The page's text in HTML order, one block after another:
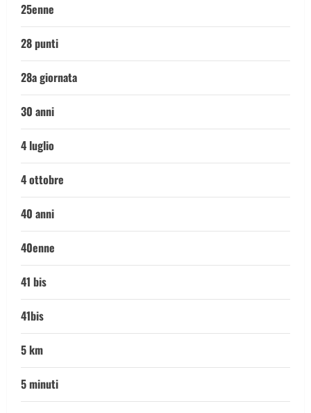
25enne
28 punti
28a giornata
30 anni
4 luglio
4 ottobre
40 anni
40enne
41 bis
41bis
5 km
5 minuti